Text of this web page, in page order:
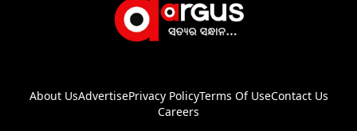
About UsAdvertisePrivacy PolicyTerms Of UseContact Us
Careers